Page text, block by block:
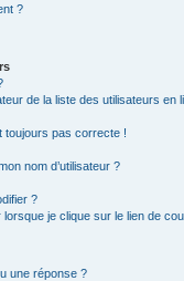
?
de la liste des utilisateurs en
toujours pas correcte !
nom d’utilisateur ?
?
je clique sur le lien de
une réponse ?